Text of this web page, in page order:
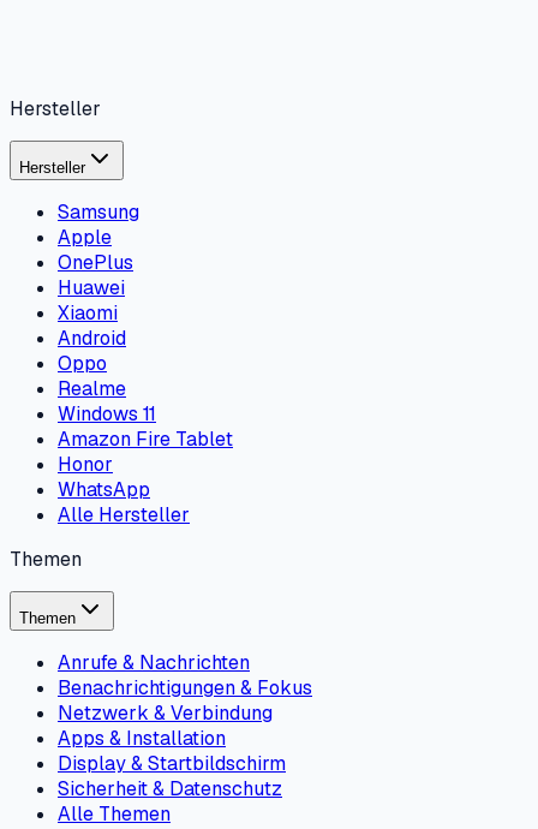
Hersteller
Hersteller
Samsung
Apple
OnePlus
Huawei
Xiaomi
Android
Oppo
Realme
Windows 11
Amazon Fire Tablet
Honor
WhatsApp
Alle Hersteller
Themen
Themen
Anrufe & Nachrichten
Benachrichtigungen & Fokus
Netzwerk & Verbindung
Apps & Installation
Display & Startbildschirm
Sicherheit & Datenschutz
Alle Themen